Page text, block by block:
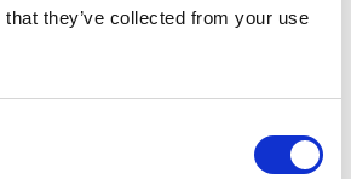
they’ve collected from your use
oppimiskäsitys perustuu
osallisuuteen. Käsitämme, että
tarjoaa lapsille turvallisen
varhaiskasvatuksen arvopohjaan
näkemysten mukaan tasa-